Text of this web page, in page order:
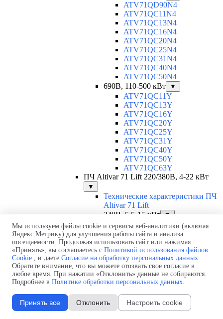
ATV71QD90N4
ATV71QC11N4
ATV71QC13N4
ATV71QC16N4
ATV71QC20N4
ATV71QC25N4
ATV71QC31N4
ATV71QC40N4
ATV71QC50N4
690В, 110-500 кВт
▼
ATV71QC11Y
ATV71QC13Y
ATV71QC16Y
ATV71QC20Y
ATV71QC25Y
ATV71QC31Y
ATV71QC40Y
ATV71QC50Y
ATV71QC63Y
ПЧ Altivar 71 Lift 220/380В, 4-22 кВт
▼
Технические характеристики ПЧ
Altivar 71 Lift
240В, 5,5-15 кВт ▼
ATV71LD27M3Z
ATV71LD33M3Z
ATV71LD54M3Z
ATV71LD66M3Z
480В, 4-22 кВт ▼
ATV71LD10N4Z
ATV71LD14N4Z
ATV71LD27N4Z
ATV71LD33N4Z
Мы используем файлы cookie и сервисы веб-аналитики (включая
Яндекс.Метрику) для улучшения работы сайта и анализа
посещаемости. Продолжая использовать сайт или нажимая
«Принять», вы соглашаетесь с Политикой использования файлов
Cookie , и даете Согласие на обработку персональных данных .
Обратите внимание, что вы можете отозвать свое согласие в
любое время. При нажатии «Отклонить» данные не собираются.
Подробнее в Политике обработки персональных данных.
Принять все Отклонить Настроить cookie